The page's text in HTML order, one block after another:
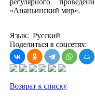
«Ананьинский мир».
Язык: Русский
Поделиться в соцсетях:
Возврат к списку